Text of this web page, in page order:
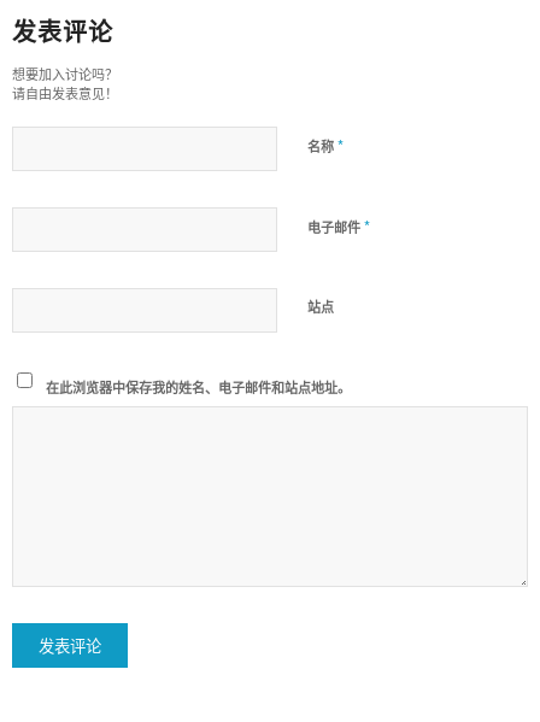
发表评论
想要加入讨论吗？
请自由发表意见！
名称 *
电子邮件 *
站点
在此浏览器中保存我的姓名、电子邮件和站点地址。